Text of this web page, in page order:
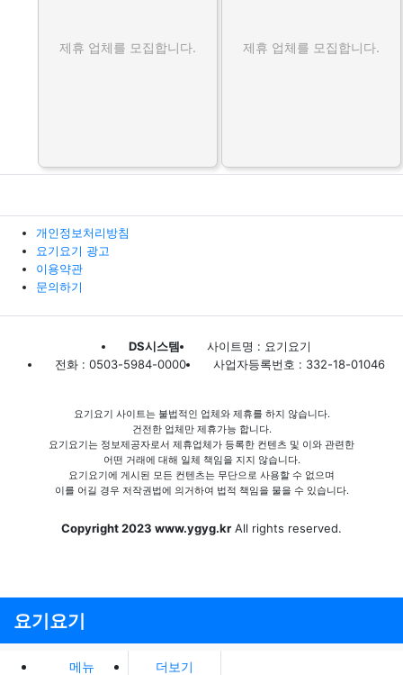
제휴 업체를 모집합니다. 제휴 업체를 모집합니다.
개인정보처리방침
요기요기 광고
이용약관
문의하기
DS시스템
사이트명 : 요기요기
전화 : 0503-5984-0000
사업자등록번호 : 332-18-01046
요기요기 사이트는 불법적인 업체와 제휴를 하지 않습니다.
건전한 업체만 제휴가능 합니다.
요기요기는 정보제공자로서 제휴업체가 등록한 컨텐츠 및 이와 관련한
어떤 거래에 대해 일체 책임을 지지 않습니다.
요기요기에 게시된 모든 컨텐츠는 무단으로 사용할 수 없으며
이를 어길 경우 저작권법에 의거하여 법적 책임을 물을 수 있습니다.
Copyright 2023 www.ygyg.kr All rights reserved.
요기요기
메뉴 더보기